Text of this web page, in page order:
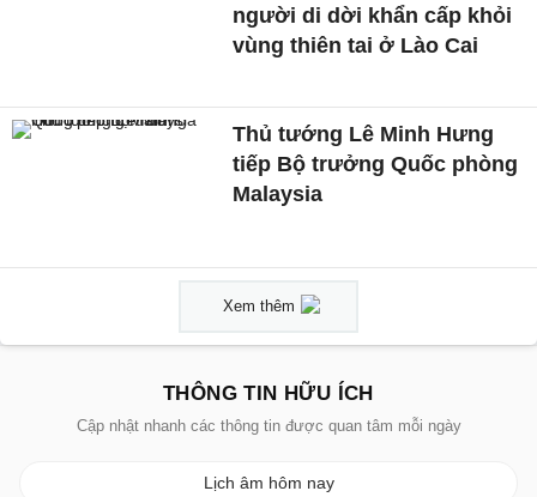
người di dời khẩn cấp khỏi
vùng thiên tai ở Lào Cai
Thủ tướng Lê Minh Hưng
tiếp Bộ trưởng Quốc phòng
Malaysia
Xem thêm
THÔNG TIN HỮU ÍCH
Cập nhật nhanh các thông tin được quan tâm mỗi ngày
Lịch âm hôm nay